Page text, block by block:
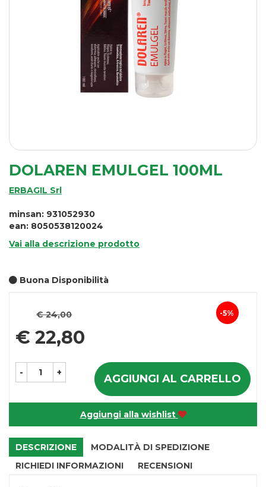
DOLAREN EMULGEL 100ML
ERBAGIL Srl
minsan: 931052930
ean: 8050538120024
Vai alla descrizione prodotto
Buona Disponibilità
5%
€ 24,00
Prezzo
€ 22,80
- + AGGIUNGI AL CARRELLO
Aggiungi alla wishlist
DESCRIZIONE
MODALITÀ DI SPEDIZIONE
RICHIEDI INFORMAZIONI
RECENSIONI